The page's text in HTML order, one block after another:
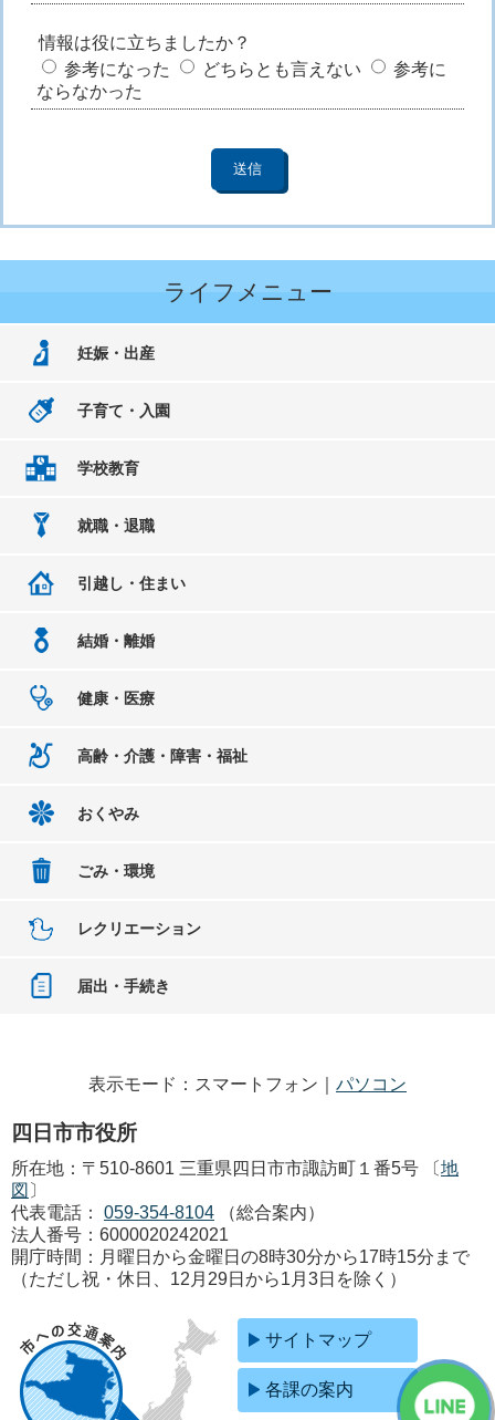
情報は役に立ちましたか？
参考になった
どちらとも言えない
参考に
ならなかった
ライフメニュー
妊娠・出産
子育て・入園
学校教育
就職・退職
引越し・住まい
結婚・離婚
健康・医療
高齢・介護・障害・福祉
おくやみ
ごみ・環境
レクリエーション
届出・手続き
表示モード：スマートフォン｜ パソコン
四日市市役所
所在地：〒510-8601 三重県四日市市諏訪町１番5号 〔地
図 〕
代表電話：
059-354-8104
（総合案内）
法人番号：6000020242021
開庁時間：月曜日から金曜日の8時30分から17時15分まで
（ただし祝・休日、12月29日から1月3日を除く）
サイトマップ
各課の案内